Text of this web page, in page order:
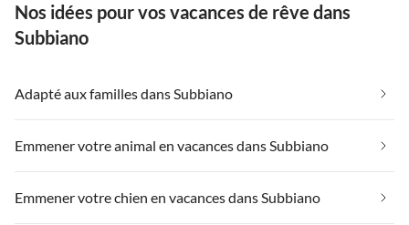
Nos idées pour vos vacances de rêve dans
Subbiano
Adapté aux familles dans Subbiano
Emmener votre animal en vacances dans Subbiano
Emmener votre chien en vacances dans Subbiano